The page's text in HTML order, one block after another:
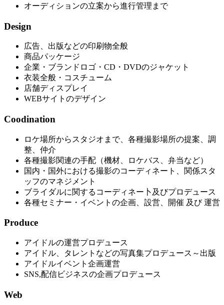
オーディションの立案から進行管理まで
Design
広告、出版などの印刷物全般
商品パッケージ
企業・ブランドロゴ・CD・DVDのジャケット
衣装全般・コスチューム
店舗ディスプレイ
WEBサイトのデザイン
Coodination
ロケ場所からスタジオまで、各種撮影場所の提案、調
整、仲介
各種撮影関連の手配（機材、ロケバス、弁当など）
国内・国外における撮影のコーディネート、関係スタ
ッフのマネジメント
ブライダルに関するコーディネー卜及びプロデュース
各種セミナー・イベントの企画、設営、開催 及び 運営
Produce
アイドルの運営プロデュース
アイドル、タレントなどの写真集プロデュース～出版
アイドルイベント企画運営
SNS,配信ビジネスの企画プロデュース
Web